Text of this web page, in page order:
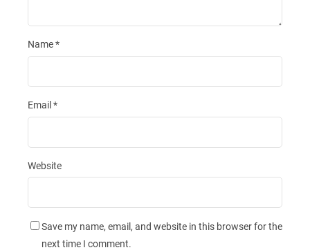
Name*
Email *
Website
Save my name, email, and website in this browser for the
next time I comment.